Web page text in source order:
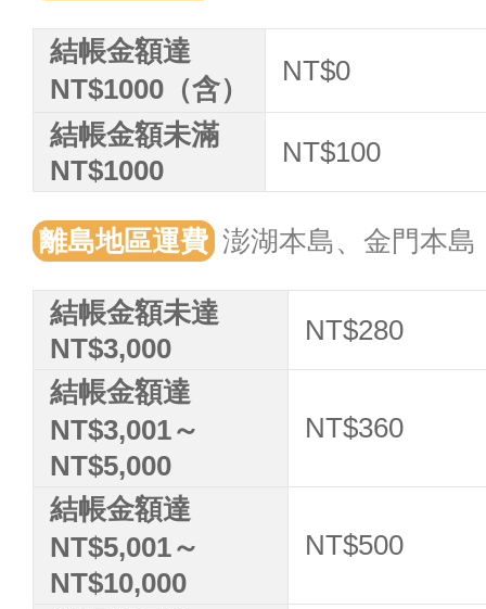
結帳金額達
NT$1000（含）
NT$0
結帳金額未滿
NT$1000
NT$100
離島地區運費 澎湖本島、金門本島
結帳金額未達
NT$3,000
NT$280
結帳金額達
NT$3,001～
NT$5,000
NT$360
結帳金額達
NT$5,001～
NT$10,000
NT$500